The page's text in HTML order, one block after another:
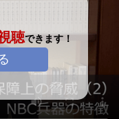
聴できます！